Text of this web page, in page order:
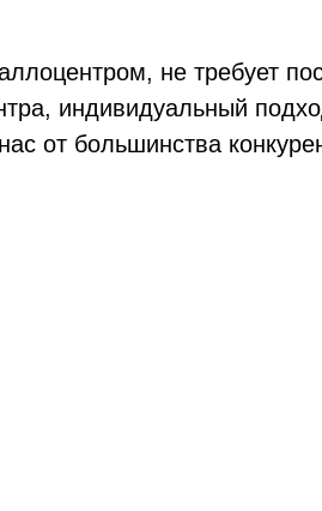
не требует
индивидуальный
от большинства